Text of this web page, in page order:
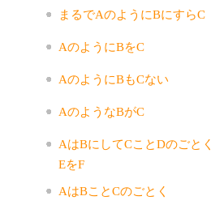
まるでAのようにBにすらC
AのようにBをC
AのようにBもCない
AのようなBがC
AはBにしてCことDのごとく
EをF
AはBことCのごとく